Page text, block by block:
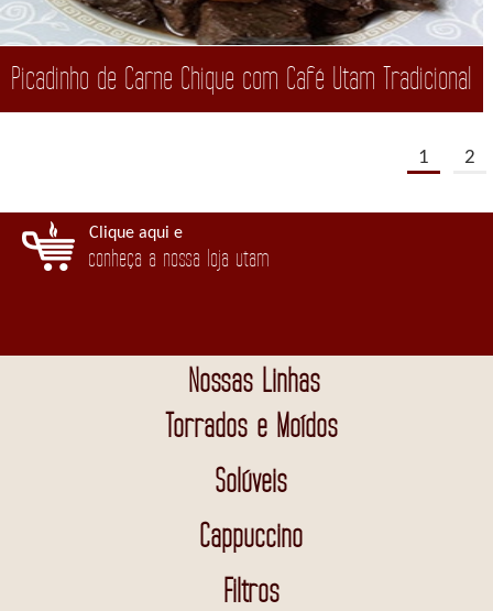
Picadinho de Carne Chique com Café Utam Tradicional
1 2
Clique aqui e
conheça a nossa loja utam
Nossas Linhas
Torrados e Moídos
Solúveis
Cappuccino
Filtros